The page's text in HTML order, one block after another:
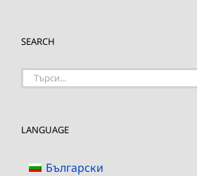
SEARCH
Търсене
LANGUAGE
Български